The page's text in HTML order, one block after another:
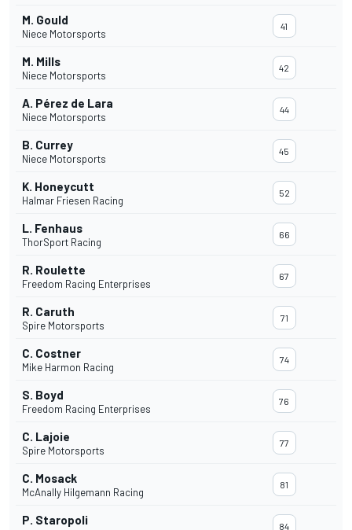
M. Gould
Niece Motorsports
41
M. Mills
Niece Motorsports
42
A. Pérez de Lara
Niece Motorsports
44
B. Currey
Niece Motorsports
45
K. Honeycutt
Halmar Friesen Racing
52
L. Fenhaus
ThorSport Racing
66
R. Roulette
Freedom Racing Enterprises
67
R. Caruth
Spire Motorsports
71
C. Costner
Mike Harmon Racing
74
S. Boyd
Freedom Racing Enterprises
76
C. Lajoie
Spire Motorsports
77
C. Mosack
McAnally Hilgemann Racing
81
P. Staropoli 84